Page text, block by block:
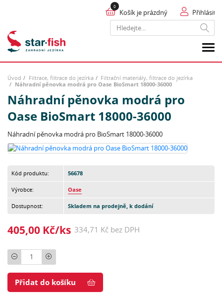
Hledat
Přihlásit
Košík je prázdný
Úvod Filtrace, filtrace do jezírka
Filtrační materiály, filtrace do jezírka
Náhradní pěnovka modrá pro Oase BioSmart 18000-36000
Náhradní pěnovka modrá pro
Oase BioSmart 18000-36000
Náhradní pěnovka modrá pro BioSmart 18000-36000
Kód produktu: 56678
Výrobce: Oase
Dostupnost: Skladem na prodejně, k dodání
405,00 Kč/ks 334,71 Kč bez DPH
Počet
Přidat do košíku